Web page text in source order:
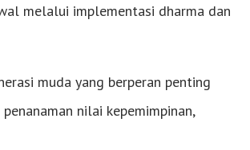
melalui implementasi dharma dan
muda yang berperan penting
nilai kepemimpinan,